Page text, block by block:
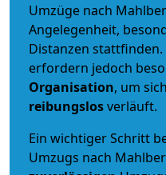
Umzüge nach
Angelegenheit,
Distanzen stattfinden.
erfordern jedoch
Organisation, um
reibungslosverläuft.
Ein wichtiger Schritt
Umzugs nach